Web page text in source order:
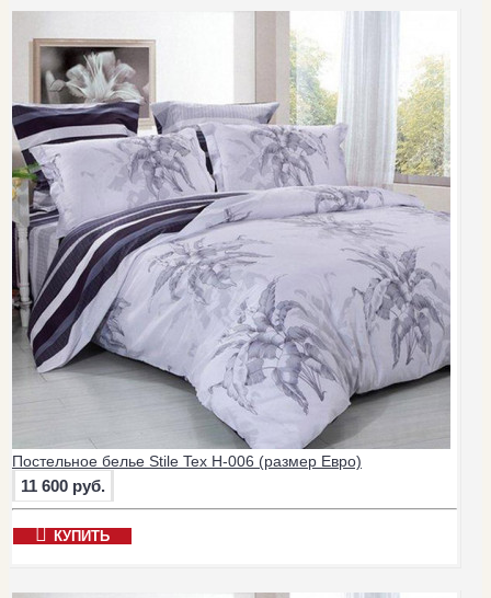
Постельное белье Stile Tex H-006 (размер Евро)
11 600 руб.
КУПИТЬ